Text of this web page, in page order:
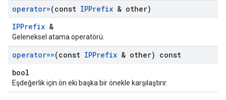
operator=(const IPPrefix & other)
IPPrefix &
Geleneksel atama operatörü.
operator==(const IPPrefix & other) const
bool
Eşdeğerlik için ön eki başka bir önekle karşılaştırır.